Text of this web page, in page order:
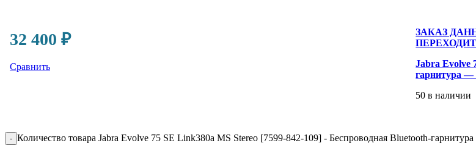
32 400 ₽
Сравнить
ЗАКАЗ
Jabra Evolve
гарнитура —
50 в наличии
- Количество товара Jabra Evolve 75 SE Link380a MS Stereo [7599-842-109] - Беспроводная Bluetooth-гарнитура